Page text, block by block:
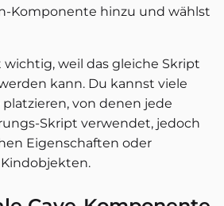
Komponente hinzu und wählst
wichtig, weil das gleiche Skript
kann. Du kannst viele
von denen jede
Skript verwendet, jedoch
Eigenschaften oder